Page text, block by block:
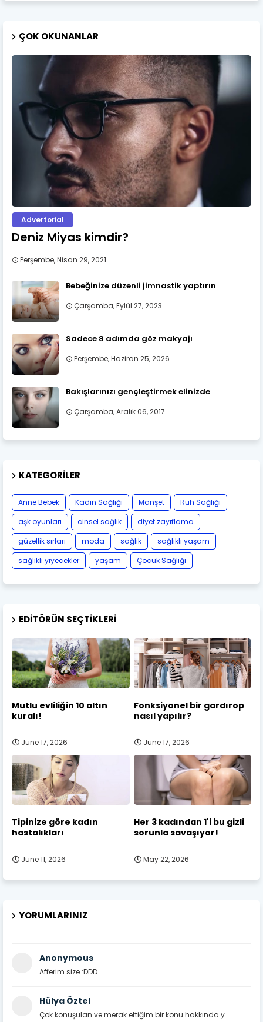
ÇOK OKUNANLAR
Advertorial
Deniz Miyas kimdir?
Perşembe, Nisan 29, 2021
Bebeğinize düzenli jimnastik yaptırın
Çarşamba, Eylül 27, 2023
Sadece 8 adımda göz makyajı
Perşembe, Haziran 25, 2026
Bakışlarınızı gençleştirmek elinizde
Çarşamba, Aralık 06, 2017
KATEGORILER
Anne Bebek Kadın Sağlığı Manşet
Ruh Sağlığı
aşk oyunları
cinsel sağlık
diyet zayıflama
güzellik sırları
moda sağlık
sağlıklı yaşam
sağlıklı yiyecekler
yaşam Çocuk Sağlığı
EDITÖRÜN SEÇTIKLERI
Mutlu evliliğin 10 altın
kuralı!
June 17, 2026
Fonksiyonel bir gardırop
nasıl yapılır?
June 17, 2026
Tipinize göre kadın
hastalıkları
June 11, 2026
Her 3 kadından 1'i bu gizli
sorunla savaşıyor!
May 22, 2026
YORUMLARINIZ
Anonymous
Afferim size :DDD
Hülya Öztel
Çok konuşulan ve merak ettiğim bir konu hakkında y...